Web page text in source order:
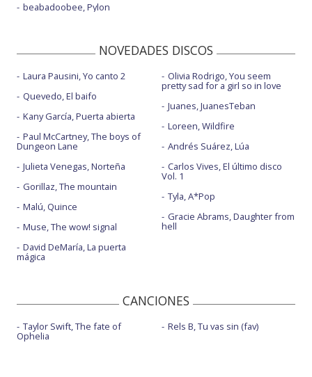
beabadoobee, Pylon
NOVEDADES DISCOS
Laura Pausini, Yo canto 2
Quevedo, El baifo
Kany García, Puerta abierta
Paul McCartney, The boys of
Dungeon Lane
Julieta Venegas, Norteña
Gorillaz, The mountain
Malú, Quince
Muse, The wow! signal
David DeMaría, La puerta
mágica
Olivia Rodrigo, You seem
pretty sad for a girl so in love
Juanes, JuanesTeban
Loreen, Wildfire
Andrés Suárez, Lúa
Carlos Vives, El último disco
Vol. 1
Tyla, A*Pop
Gracie Abrams, Daughter from
hell
CANCIONES
Taylor Swift, The fate of
Ophelia
Rels B, Tu vas sin (fav)